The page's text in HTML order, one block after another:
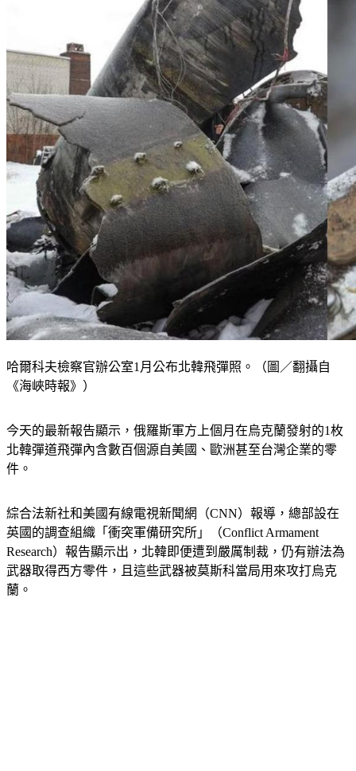
哈爾科夫檢察官辦公室1月公布北韓飛彈照。（圖／翻攝自
《海峽時報》）
今天的最新報告顯示，俄羅斯軍方上個月在烏克蘭發射的1枚
北韓彈道飛彈內含數百個源自美國、歐洲甚至台灣企業的零
件。
綜合法新社和美國有線電視新聞網（CNN）報導，總部設在
英國的調查組織「衝突軍備研究所」（Conflict Armament
Research）報告顯示出，北韓即便遭到嚴厲制裁，仍有辦法為
武器取得西方零件，且這些武器被莫斯科當局用來攻打烏克
蘭。